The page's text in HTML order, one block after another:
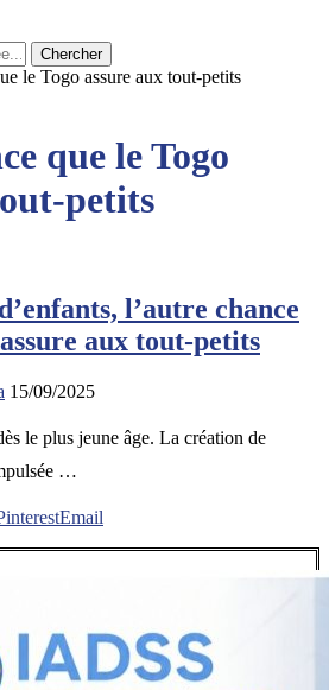
Chercher
le Togo assure aux tout-petits
que le Togo
petits
l’autre chance
aux tout-petits
15/09/2025
le plus jeune âge. La création de
…
Email